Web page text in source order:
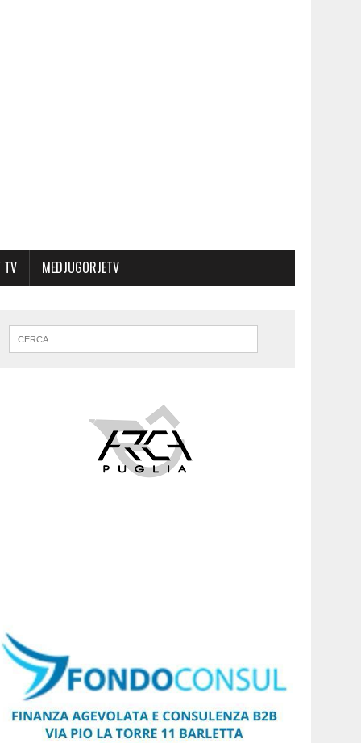
TV MEDJUGORJETV